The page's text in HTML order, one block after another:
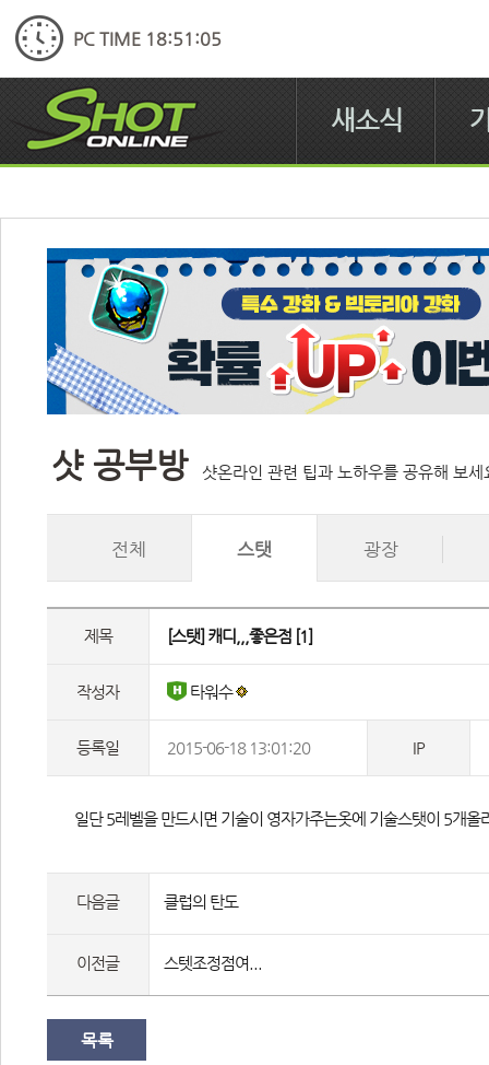
PC TIME 18:51:05
새소식
샷 공부방 샷온라인 관련 팁과 노하우를 공유해 보세
전체 스탯 광장
제목 [스탯] 캐디,,,좋은점 [1]
작성자 타워수
등록일 2015-06-18 13:01:20 IP
일단 5레벨을 만드시면 기술이 영자가주는옷에 기술스탯이 5개올
다음글 클럽의 탄도
이전글 스텟조정점여...
목록